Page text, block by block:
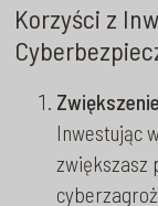
Korzyści z
Inwestując
zwiększasz